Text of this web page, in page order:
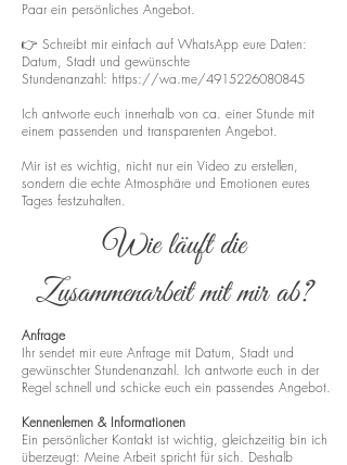
Paar ein persönliches Angebot.
👉 Schreibt mir einfach auf WhatsApp eure Daten:
Datum, Stadt und gewünschte
Stundenanzahl: https://wa.me/4915226080845
Ich antworte euch innerhalb von ca. einer Stunde mit
einem passenden und transparenten Angebot.
Mir ist es wichtig, nicht nur ein Video zu erstellen,
sondern die echte Atmosphäre und Emotionen eures
Tages festzuhalten.
Wie läuft die
Zusammenarbeit mit mir ab?
Anfrage
Ihr sendet mir eure Anfrage mit Datum, Stadt und
gewünschter Stundenanzahl. Ich antworte euch in der
Regel schnell und schicke euch ein passendes Angebot.
Kennenlernen & Informationen
Ein persönlicher Kontakt ist wichtig, gleichzeitig bin ich
überzeugt: Meine Arbeit spricht für sich. Deshalb